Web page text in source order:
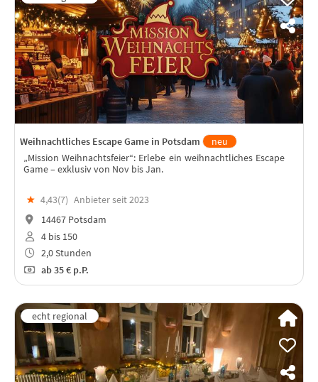
Weihnachtliches Escape Game in Potsdam
neu
„Mission Weihnachtsfeier“: Erlebe ein weihnachtliches Escape
Game – exklusiv von Nov bis Jan.
★ 4,43(7) Anbieter seit 2023
14467 Potsdam
4 bis 150
2,0 Stunden
ab35 € p.P.